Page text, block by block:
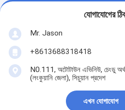
যোগাযোগের
Mr. Jason
+8613688318418
N0.111, অটোটাউন এভিনিউ, চেংডু
(লংকুয়ানি জেলা), সিচুয়ান প্রদেশ
এখন যোগাযোগ